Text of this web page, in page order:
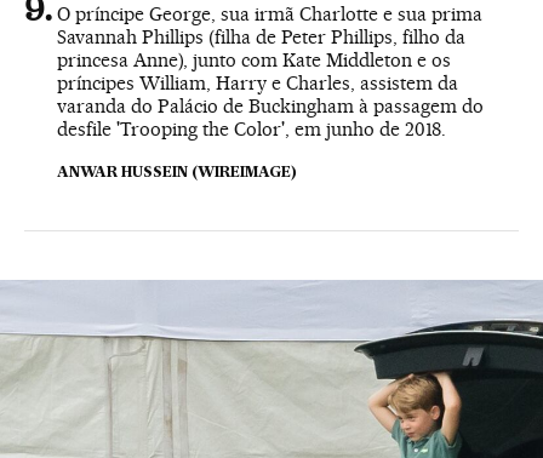
O príncipe George, sua irmã Charlotte e sua prima
Savannah Phillips (filha de Peter Phillips, filho da
princesa Anne), junto com Kate Middleton e os
príncipes William, Harry e Charles, assistem da
varanda do Palácio de Buckingham à passagem do
desfile 'Trooping the Color', em junho de 2018.
ANWAR HUSSEIN (WIREIMAGE)